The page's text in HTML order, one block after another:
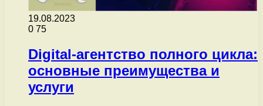
19.08.2023
0 75
Digital-агентство полного цикла:
основные преимущества и
услуги